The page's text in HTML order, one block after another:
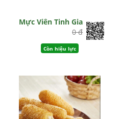
Mực Viên Tinh Gia
0 đ
Còn hiệu lực